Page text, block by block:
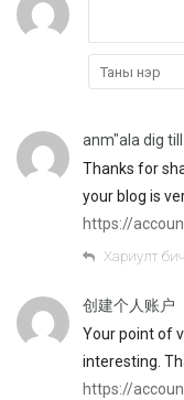
anm"ala dig
Thanks for
your blog is
https://
Хариулт
创建个人账户
Your point of
interesting.
https://